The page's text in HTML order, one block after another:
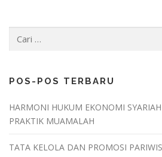
POS-POS TERBARU
HARMONI HUKUM EKONOMI
PRAKTIK MUAMALAH
TATA KELOLA DAN PROMOSI